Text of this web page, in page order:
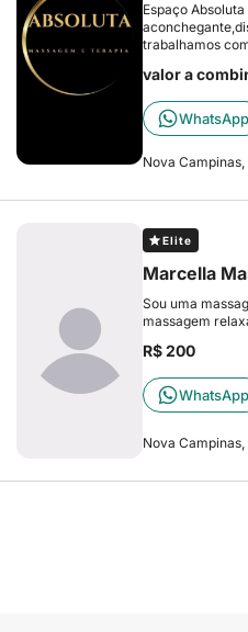
Espaço
trabalhamos
valor a
WhatsApp
Nova
Elite
Marcella
Sou uma
massagem
R$ 200
WhatsApp
Nova